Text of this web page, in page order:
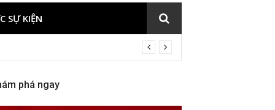
SỰ KIỆN
phá ngay